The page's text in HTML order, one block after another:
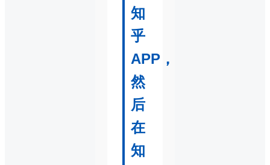
知
乎
APP，
然
后
在
知